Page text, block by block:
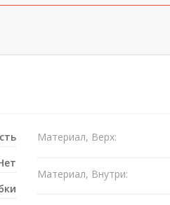
Материал, Верх:
Материал, Внутри: